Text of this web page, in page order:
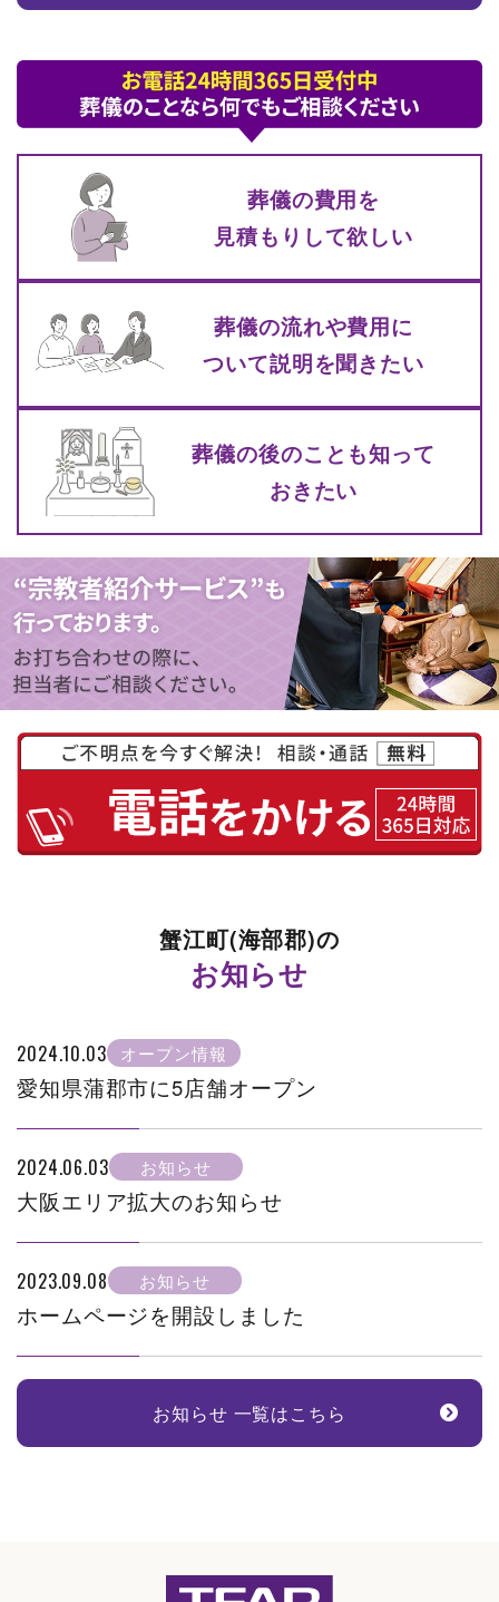
葬儀の費⽤を
⾒積もりして欲しい
葬儀の流れや費⽤に
ついて説明を聞きたい
葬儀の後のことも知って
おきたい
蟹江町(海部郡)の
お知らせ
2024.10.03 オープン情報
愛知県蒲郡市に5店舗オープン
2024.06.03 お知らせ
大阪エリア拡大のお知らせ
2023.09.08 お知らせ
ホームページを開設しました
お知らせ 一覧はこちら